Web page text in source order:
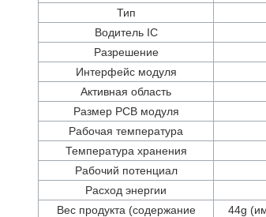
Тип
Водитель IC
Разрешение
Интерфейс модуля
Активная область
Размер PCB модуля
Рабочая температура
Температура хранения
Рабочий потенциал
Расход энергии
Вес продукта (содержание
44g